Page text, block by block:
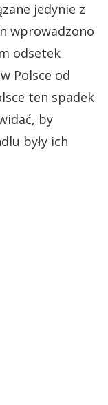
jedynie z
wprowadzono
odsetek
Polsce od
ten spadek
by
były ich